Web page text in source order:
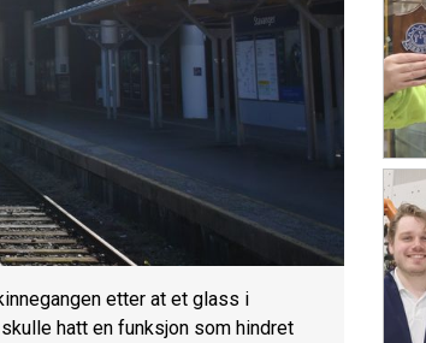
etter at et glass i
hatt en funksjon som hindret